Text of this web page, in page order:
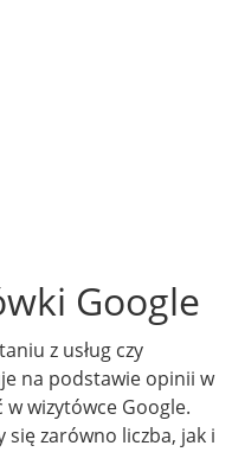
Google
z usług czy
na podstawie opinii w
w wizytówce Google.
się zarówno liczba, jak i